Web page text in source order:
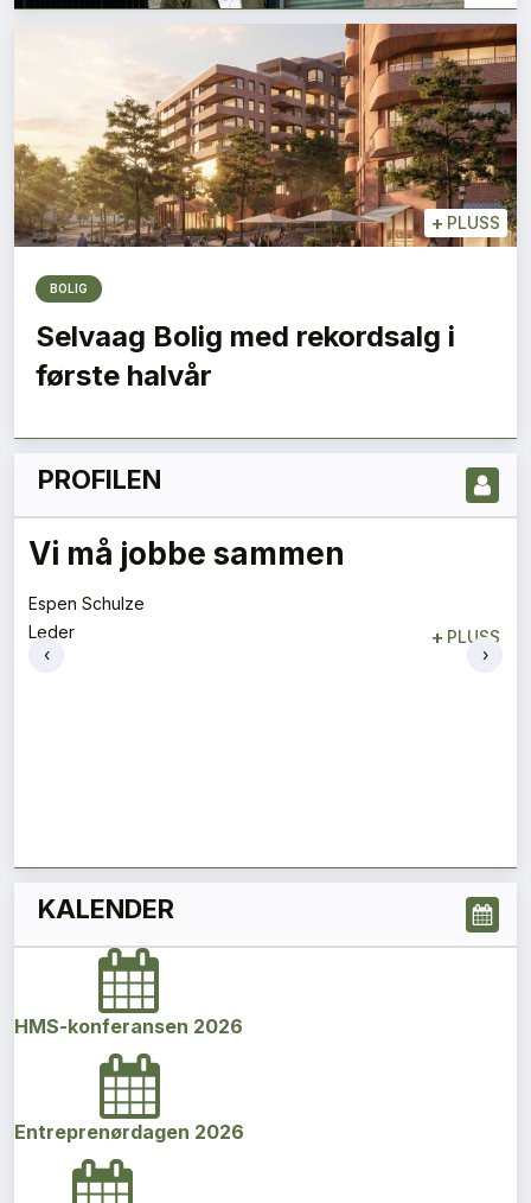
LES NYESTE UTGIVELSE HER
+ PLUSS
BOLIG
Selvaag Bolig med rekordsalg i
første halvår
PROFILEN
Det er nå vi kan gjøre noe med
det
‹ ›
KALENDER
HMS-konferansen 2026
Entreprenørdagen 2026